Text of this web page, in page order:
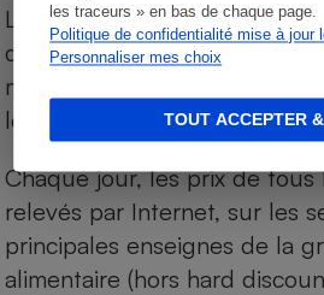
les traceurs » en bas de chaque page.
Politique de confidentialité mise à jour
Personnaliser mes choix
TOUT ACCEPTER
Les comparaisons sont
des produits des magasins.
marques de distributeurs
leurs équivalents chez leurs
Chaque jour, les prix de
relevés par Internet, sur les
principales enseignes de la
alimentaire (hors hard